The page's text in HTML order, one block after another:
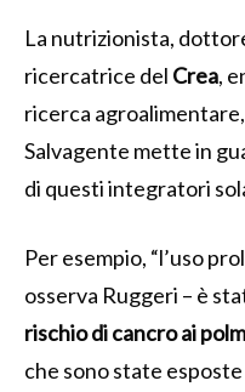
La nutrizionista,
ricercatrice del Crea,
ricerca
Salvagente mette in
di questi integratori
Per esempio, “l’uso
osserva Ruggeri – è
rischio di cancro ai
che sono state